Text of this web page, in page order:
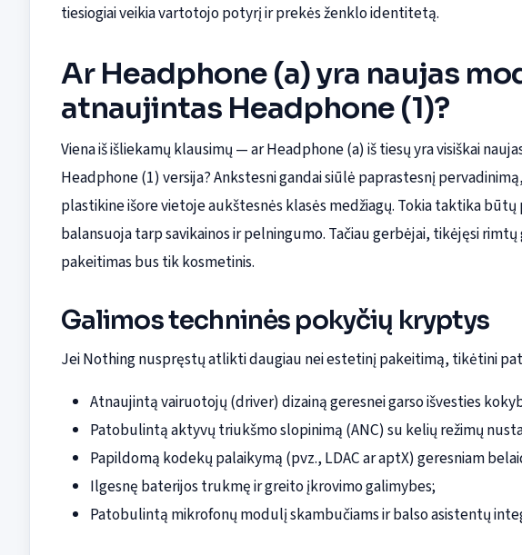
tiesiogiai veikia vartotojo potyrį ir prekės ženklo identitetą.
Ar Headphone (a) yra naujas
atnaujintas Headphone (1)?
Viena iš išliekamų klausimų — ar Headphone (a) iš tiesų yra visiškai
Headphone (1) versija? Ankstesni gandai siūlė paprastesnį
plastikine išore vietoje aukštesnės klasės medžiagų. Tokia taktika
balansuoja tarp savikainos ir pelningumo. Tačiau gerbėjai, tikėjęsi
pakeitimas bus tik kosmetinis.
Galimos techninės pokyčių kryptys
Jei Nothing nuspręstų atlikti daugiau nei estetinį pakeitimą, tikėtini
Atnaujintą vairuotojų (driver) dizainą geresnei garso išvesties
Patobulintą aktyvų triukšmo slopinimą (ANC) su kelių režimų
Papildomą kodekų palaikymą (pvz., LDAC ar aptX) geresniam
Ilgesnę baterijos trukmę ir greito įkrovimo galimybes;
Patobulintą mikrofonų modulį skambučiams ir balso asistentų